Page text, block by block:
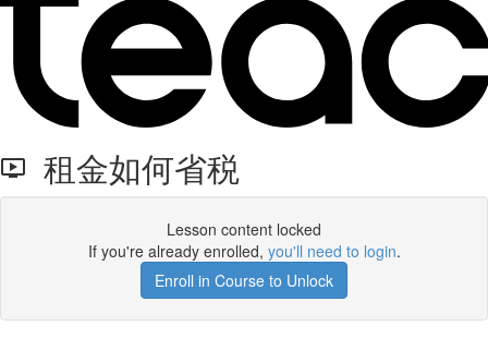
租金如何省税
Lesson content locked
If you're already enrolled, you'll need to login.
Enroll in Course to Unlock